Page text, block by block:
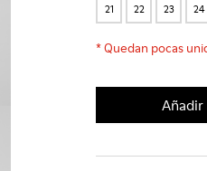
21 22 23 24
*Quedan pocas
Añadir